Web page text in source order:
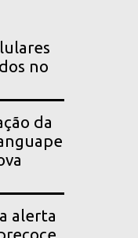
no
da
alerta